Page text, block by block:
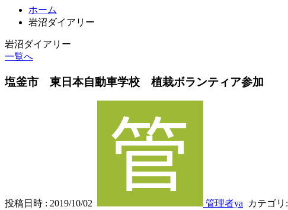
ホーム
岩沼ダイアリー
岩沼ダイアリー
一覧へ
塩釜市 東日本自動車学校 植栽ボランティア参加
投稿日時 : 2019/10/02 管理者ya カテゴリ: